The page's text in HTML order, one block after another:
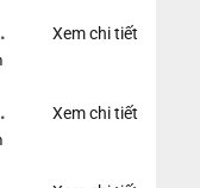
Xem chi tiết
Xem chi tiết